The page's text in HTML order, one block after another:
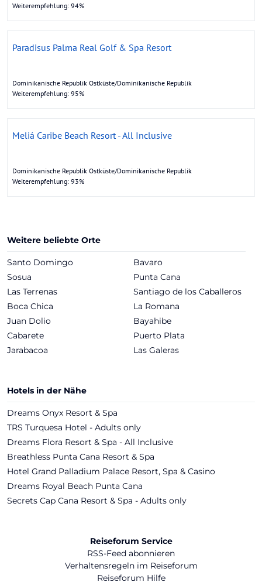
Weiterempfehlung: 94%
Paradisus Palma Real Golf & Spa Resort
Dominikanische Republik Ostküste/Dominikanische Republik
Weiterempfehlung: 95%
Meliá Caribe Beach Resort - All Inclusive
Dominikanische Republik Ostküste/Dominikanische Republik
Weiterempfehlung: 93%
Weitere beliebte Orte
Santo Domingo
Bavaro
Sosua
Punta Cana
Las Terrenas
Santiago de los Caballeros
Boca Chica
La Romana
Juan Dolio
Bayahibe
Cabarete
Puerto Plata
Jarabacoa
Las Galeras
Hotels in der Nähe
Dreams Onyx Resort & Spa
TRS Turquesa Hotel - Adults only
Dreams Flora Resort & Spa - All Inclusive
Breathless Punta Cana Resort & Spa
Hotel Grand Palladium Palace Resort, Spa & Casino
Dreams Royal Beach Punta Cana
Secrets Cap Cana Resort & Spa - Adults only
Reiseforum Service
RSS-Feed abonnieren
Verhaltensregeln im Reiseforum
Reiseforum Hilfe